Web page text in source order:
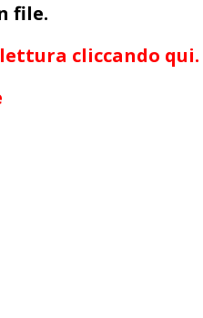
file.
cliccando qui.